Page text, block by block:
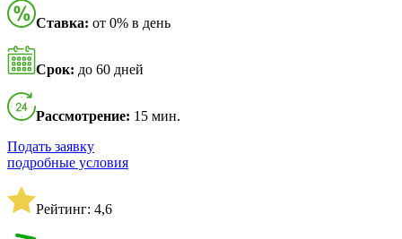
Ставка: от 0% в день
Срок: до 60 дней
Рассмотрение: 15 мин.
Подать заявку
подробные условия
Рейтинг: 4,6